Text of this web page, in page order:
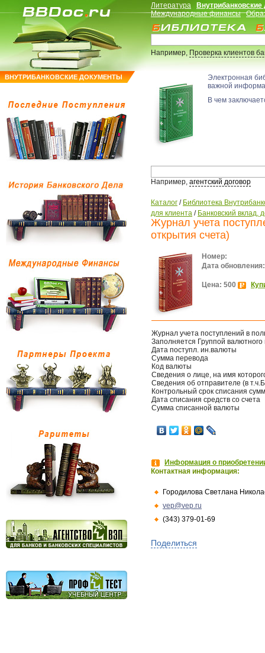
ВНУТРИБАНКОВСКИЕ ДОКУМЕНТЫ
Литература
Международные финансы
Например,Проверка клиентов
Электронная
важной
В чем
Например, агентский договор
Каталог / Библиотека
для клиента / Банковский вклад,
Журнал учета
открытия счета)
Номер:
Дата обновления:
Цена: 500
Журнал учета поступлений в
Заполняется Группой валютного
Дата поступл. ин.валюты
Сумма перевода
Код валюты
Сведения о лице, на имя
Сведения об отправителе (в
Контрольный срок списания
Дата списания средств со счета
Сумма списанной валюты
Информация о
Контактная информация:
Городилова Светлана
vep@vep.ru
(343) 379-01-69
Поделиться